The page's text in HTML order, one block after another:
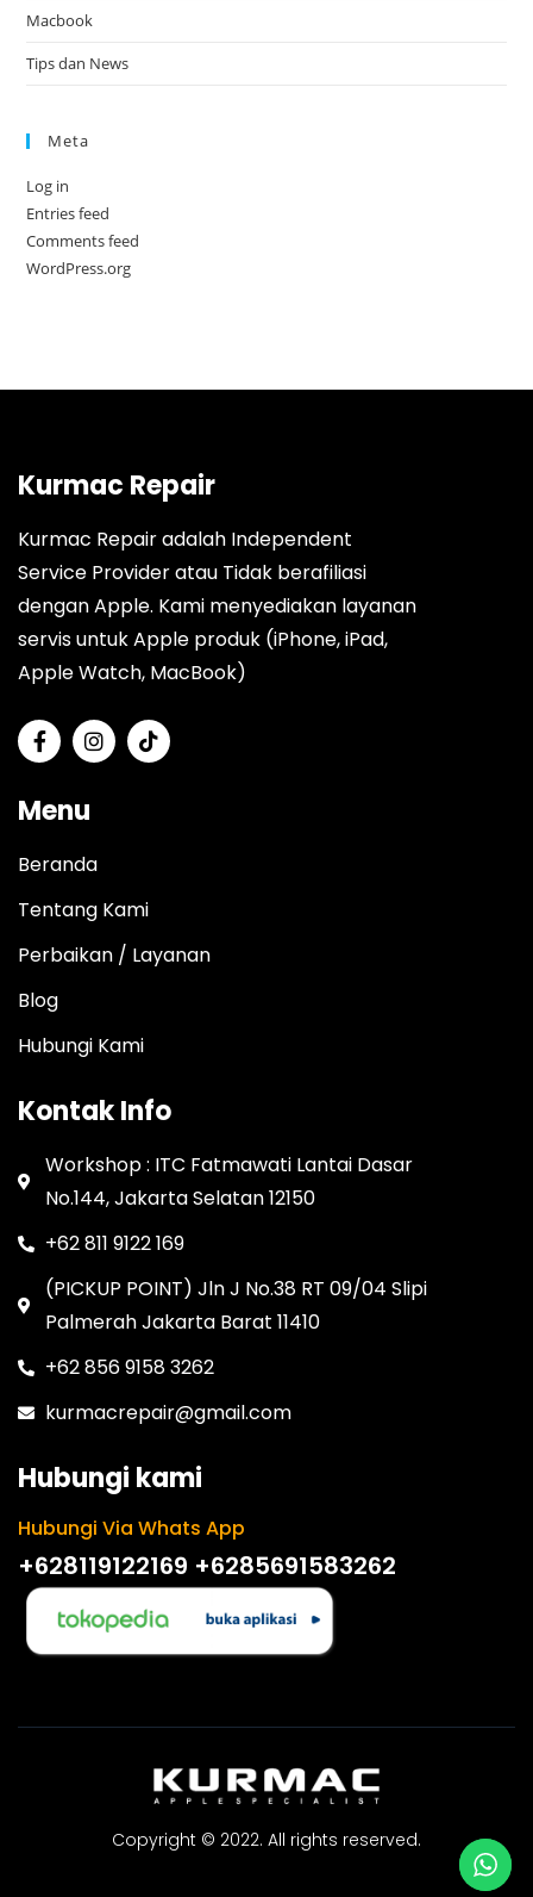
Macbook
Tips dan News
Meta
Log in
Entries feed
Comments feed
WordPress.org
Kurmac Repair
Kurmac Repair adalah Independent
Service Provider atau Tidak berafiliasi
dengan Apple. Kami menyediakan layanan
servis untuk Apple produk (iPhone, iPad,
Apple Watch, MacBook)
Menu
Beranda
Tentang Kami
Perbaikan / Layanan
Blog
Hubungi Kami
Kontak Info
Workshop : ITC Fatmawati Lantai Dasar
No.144, Jakarta Selatan 12150
+62 811 9122 169
(PICKUP POINT) Jln J No.38 RT 09/04 Slipi
Palmerah Jakarta Barat 11410
+62 856 9158 3262
kurmacrepair@gmail.com
Hubungi kami
Hubungi Via Whats App
+628119122169 +6285691583262
Copyright © 2022. All rights reserved.